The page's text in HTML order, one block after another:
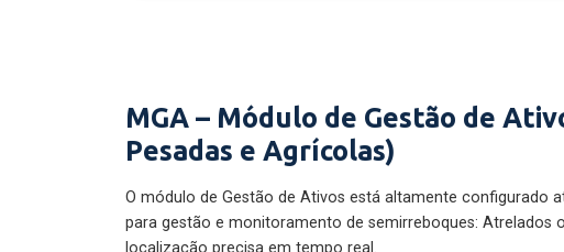
MGA – Módulo de Gestão de
Pesadas e Agrícolas)
O módulo de Gestão de Ativos está altamente configurado
para gestão e monitoramento de semirreboques: Atrelados
localização precisa em tempo real.